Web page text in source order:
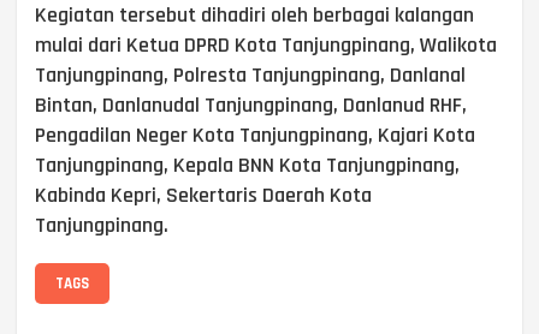
Kegiatan tersebut dihadiri oleh berbagai kalangan
mulai dari Ketua DPRD Kota Tanjungpinang, Walikota
Tanjungpinang, Polresta Tanjungpinang, Danlanal
Bintan, Danlanudal Tanjungpinang, Danlanud RHF,
Pengadilan Neger Kota Tanjungpinang, Kajari Kota
Tanjungpinang, Kepala BNN Kota Tanjungpinang,
Kabinda Kepri, Sekertaris Daerah Kota
Tanjungpinang.
TAGS